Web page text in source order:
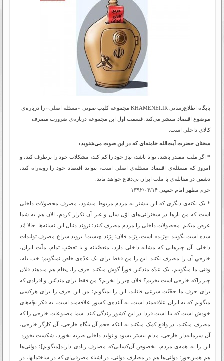
پایگاه اطلاع‌رسانی KHAMENEI.IR مجموعه کلیپ صوتی «مسئله اصلی» را درباره‌ی
موضوع اقتصاد منتشر می‌کند. قسمت اول این مجموعه درباره‌ی ضرورت مصرف
کالای داخلی است.
سخنان حضرت آیت‌الله خامنه‌ای که در این صوت می‌شنوید:
* اگر ملت مقتدر باشد، توانا باشد، نیاز خود را کم کند، مشکلات خود را برطرف کند، و
امروز که مسئله‌ی اقتصاد مسئله‌ی اصلی است، بتواند اقتصاد خود را روبه‌راه کند،
دشمن در مقابله‌ی با ملت ایران بی‌دفاع خواهد ماند.
حرم مطهر امام خمینی ۱۳۹۲/۰۳/۱۴
* یک نکته‌ی دیگری که این بیشتر به مردم مربوط میشود، مصرف محصولات داخلی
است که من بارها در سخنرانی‌های اوّل سال و غیر آن تکرار کردم، الان هم به شما
عرض میکنم: محصولات داخلی را مردم مصرف کنند؛ نروند دنبال این نشانه‌ها. حالا مُد
شده است بگویند «بِرَند» است، بِرَند فلان؛ بِرَند چیست! بروید سراغ مصرف تولیدات
داخلی. آن چیزهایی که مشابه داخلی دارد، متعصّبانه و با تعصّبِ تمام، ملّت ایران،
خارجیِ آن را مصرف نکنند. این را من فقط برای یک عدّه‌ی خاص نمیگویم؛ خب بله،
وقتی ما میگوییم، یک عدّه متدیّنین فوراً گوش میکنند حرف را، پیغام هم میدهند فلان
چیز راکه خارجی است بخریم؟ فلان چیز را نخریم؟ من فقط برای متدیّنین و افرادی که
برای حرف ما حجّیّت شرعی قائلند، این را نمیگویم؛ من این حرف را برای هرکسی
میگویم که به ایران علاقه‌مند است، به آینده‌ی کشور علاقه‌مند است، به فکر بچّه‌های
خودش است که بنا است فردا در این کشور زندگی کنند. شما مصنوعات خارجی را که
مصرف میکنید، در واقع کمک میکنید به اینکه حجم آن بنگاه خارجی، آن کارگر خارجی،
آن سرمایه‌دار خارجی، مدام بیشتر بشود و تولید داخلی ضربه بخورد، شکست بخورد.
این را به همه‌ی مردم، بخصوص آن‌کسانی‌که مصارف زیادی دارند[میگویم‌]؛ دولتی‌ها
هم همین‌جور؛ دولتی‌ها هم در مصارف دولتی، در اشیاء مصرفی‌ای که در ساختمانها، در